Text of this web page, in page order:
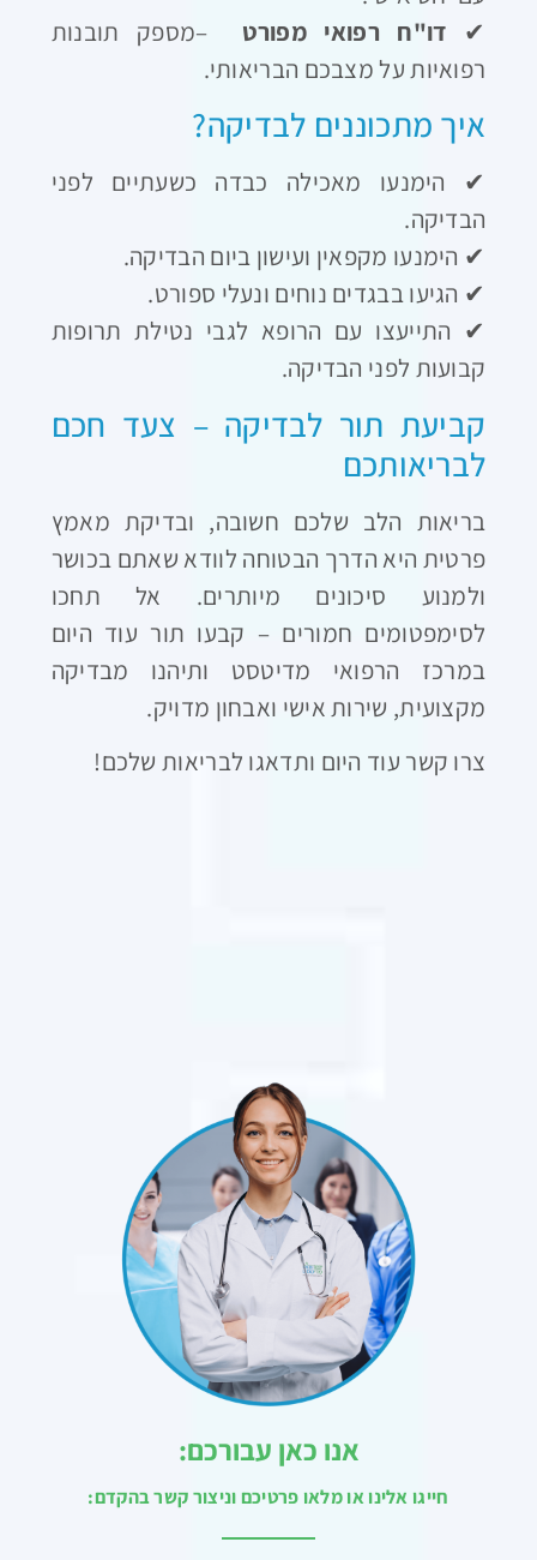
✔
דו"ח רפואי מפורט –מספק תובנות
רפואיות על מצבכם הבריאותי.
איך מתכוננים לבדיקה?
✔ הימנעו מאכילה כבדה כשעתיים לפני
הבדיקה.
✔ הימנעו מקפאין ועישון ביום הבדיקה.
✔ הגיעו בבגדים נוחים ונעלי ספורט.
✔ התייעצו עם הרופא לגבי נטילת תרופות
קבועות לפני הבדיקה.
קביעת תור לבדיקה – צעד חכם
לבריאותכם
בריאות הלב שלכם חשובה, ובדיקת מאמץ
פרטית היא הדרך הבטוחה לוודא שאתם בכושר
ולמנוע סיכונים מיותרים. אל תחכו
לסימפטומים חמורים – קבעו תור עוד היום
במרכז הרפואי מדיטסט ותיהנו מבדיקה
מקצועית, שירות אישי ואבחון מדויק.
צרו קשר עוד היום ותדאגו לבריאות שלכם!
אנו כאן עבורכם:
חייגו אלינו או מלאו פרטיכם וניצור קשר בהקדם: